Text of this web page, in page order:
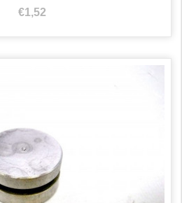
€1,52